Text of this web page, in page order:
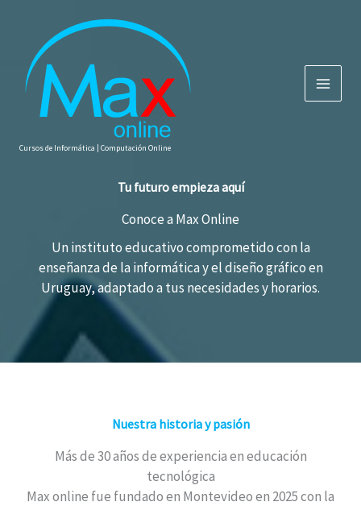
contenido
Cursos de Informática | Computación Online
Tu futuro empieza aquí
Conoce a Max Online
Un instituto educativo comprometido con la
enseñanza de la informática y el diseño gráfico en
Uruguay, adaptado a tus necesidades y horarios.
Nuestra historia y pasión
Más de 30 años de experiencia en educación
tecnológica
Max online fue fundado en Montevideo en 2025 con la